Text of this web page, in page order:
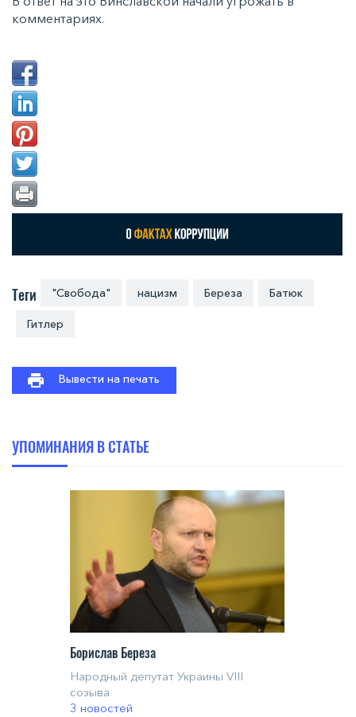
комментариях.
Теги "Свобода" нацизм Береза Батюк
Гитлер
Вывести на печать
УПОМИНАНИЯ В СТАТЬЕ
Борислав Береза
Народный депутат Украины VIII
созыва
3 новостей